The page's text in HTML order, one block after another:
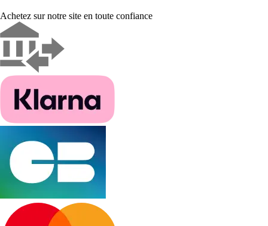
Achetez sur notre site en toute confiance